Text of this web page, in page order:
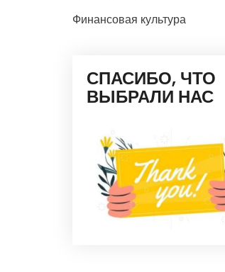
Финансовая культура
СПАСИБО, ЧТО
ВЫБРАЛИ НАС